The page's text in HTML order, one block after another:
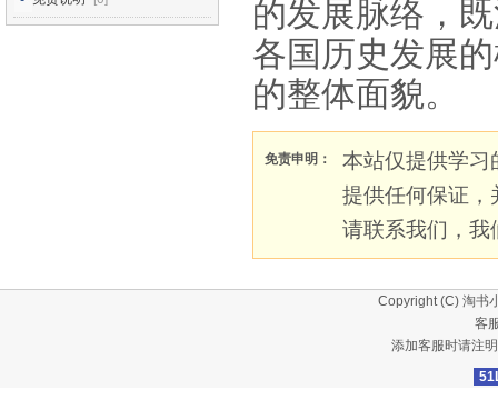
的发展脉络，
各国历史发展
的整体面貌。
免责申明：
本站仅提供学习
提供任何保证，
请联系我们，我
Copyright (C) 淘书
客
添加客服时请注